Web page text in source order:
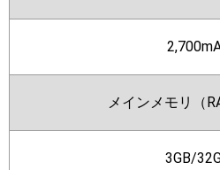
メインメモリ（
3GB/